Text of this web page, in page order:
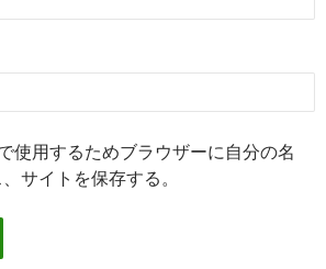
使用するためブラウザーに自分の名
サイトを保存する。